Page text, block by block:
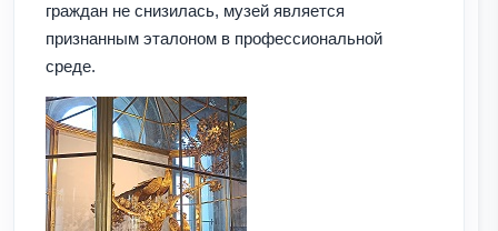
граждан не снизилась, музей является
признанным эталоном в профессиональной
среде.